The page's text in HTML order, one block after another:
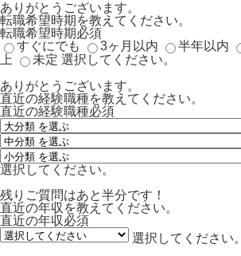
ありがとうございます。
転職希望時期を教えてください。
転職希望時期必須
すぐにでも
3ヶ月以内 半年以内
上
未定 選択してください。
ありがとうございます。
直近の経験職種を教えてください。
直近の経験職種必須
選択してください。
残りご質問はあと半分です！
直近の年収を教えてください。
直近の年収必須
選択してください。